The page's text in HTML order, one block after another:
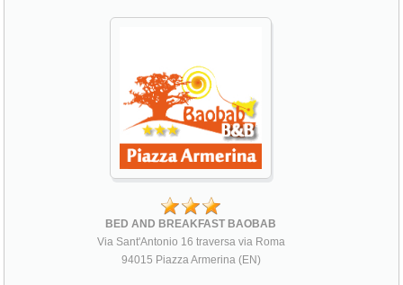
BED AND BREAKFAST BAOBAB
Via Sant'Antonio 16 traversa via Roma
94015 Piazza Armerina (EN)